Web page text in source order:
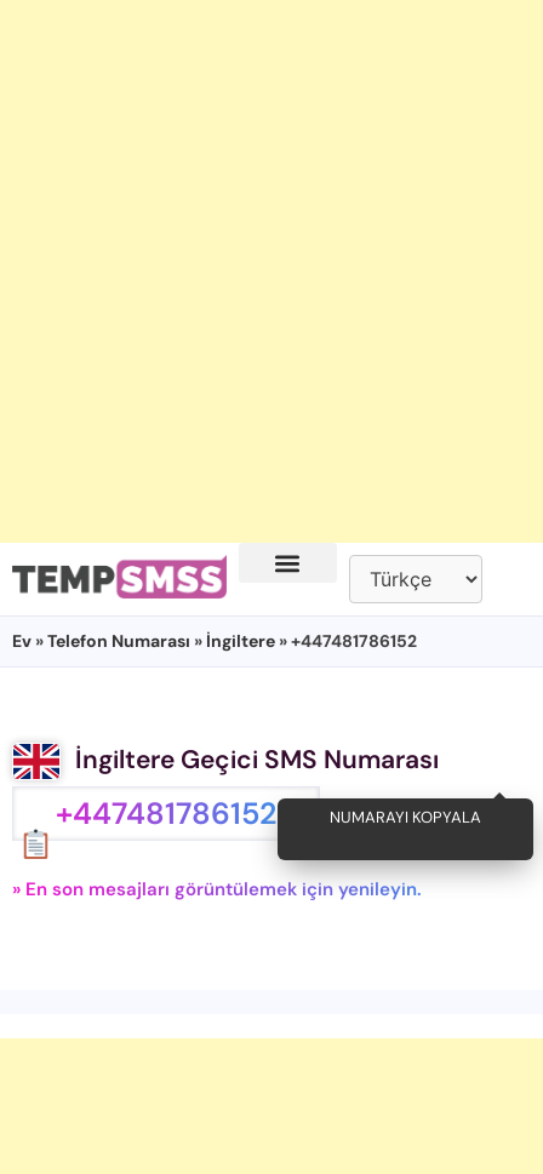
Ev »Telefon Numarası » İngiltere » +447481786152
İngiltere Geçici SMS Numarası
+447481786152 NUMARAYI KOPYALA
» En son mesajları görüntülemek için yenileyin.